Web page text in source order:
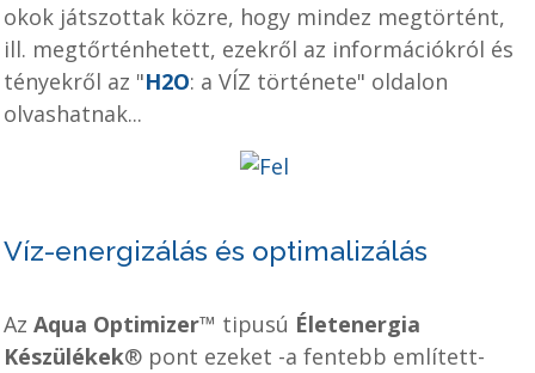
okok játszottak közre, hogy mindez megtörtént,
ill. megtőrténhetett, ezekről az információkról és
tényekről az "H2O: a VÍZ története" oldalon
olvashatnak...
Víz-energizálás és optimalizálás
Az Aqua Optimizer™ tipusú Életenergia
Készülékek® pont ezeket -a fentebb említett-